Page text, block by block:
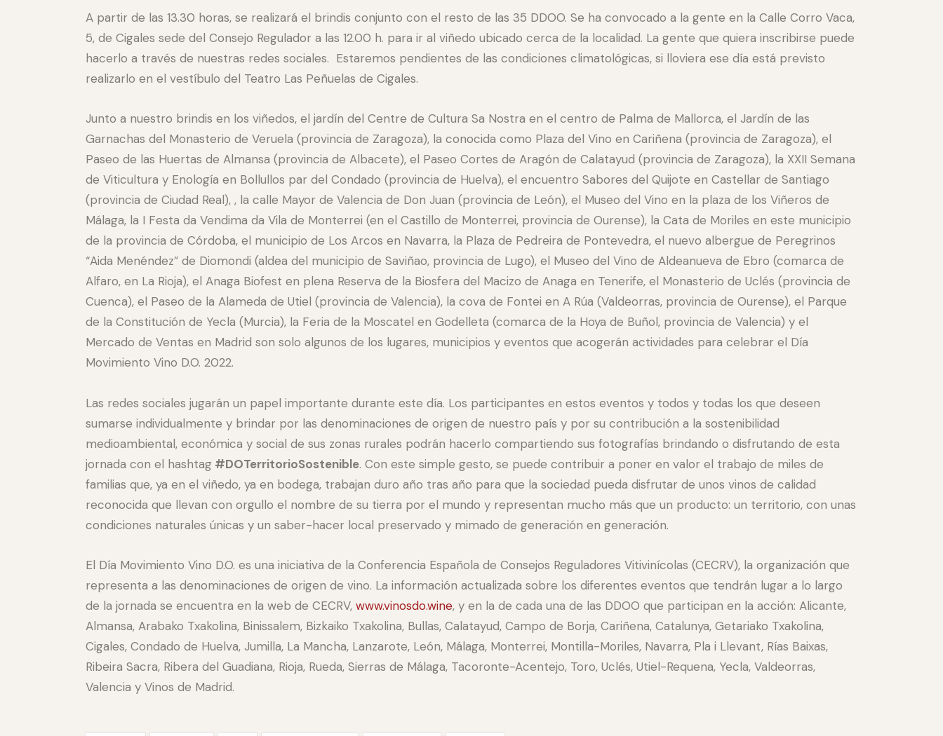
A partir de las 13.30 horas, se realizará el brindis conjunto con el resto de las 35 DDOO. Se ha convocado a la gente en la Calle Corro Vaca,
5, de Cigales sede del Consejo Regulador a las 12.00 h. para ir al viñedo ubicado cerca de la localidad. La gente que quiera inscribirse puede
hacerlo a través de nuestras redes sociales. Estaremos pendientes de las condiciones climatológicas, si lloviera ese día está previsto
realizarlo en el vestíbulo del Teatro Las Peñuelas de Cigales.
Junto a nuestro brindis en los viñedos, el jardín del Centre de Cultura Sa Nostra en el centro de Palma de Mallorca, el Jardín de las
Garnachas del Monasterio de Veruela (provincia de Zaragoza), la conocida como Plaza del Vino en Cariñena (provincia de Zaragoza), el
Paseo de las Huertas de Almansa (provincia de Albacete), el Paseo Cortes de Aragón de Calatayud (provincia de Zaragoza), la XXII Semana
de Viticultura y Enología en Bollullos par del Condado (provincia de Huelva), el encuentro Sabores del Quijote en Castellar de Santiago
(provincia de Ciudad Real), , la calle Mayor de Valencia de Don Juan (provincia de León), el Museo del Vino en la plaza de los Viñeros de
Málaga, la I Festa da Vendima da Vila de Monterrei (en el Castillo de Monterrei, provincia de Ourense), la Cata de Moriles en este municipio
de la provincia de Córdoba, el municipio de Los Arcos en Navarra, la Plaza de Pedreira de Pontevedra, el nuevo albergue de Peregrinos
“Aida Menéndez” de Diomondi (aldea del municipio de Saviñao, provincia de Lugo), el Museo del Vino de Aldeanueva de Ebro (comarca de
Alfaro, en La Rioja), el Anaga Biofest en plena Reserva de la Biosfera del Macizo de Anaga en Tenerife, el Monasterio de Uclés (provincia de
Cuenca), el Paseo de la Alameda de Utiel (provincia de Valencia), la cova de Fontei en A Rúa (Valdeorras, provincia de Ourense), el Parque
de la Constitución de Yecla (Murcia), la Feria de la Moscatel en Godelleta (comarca de la Hoya de Buñol, provincia de Valencia) y el
Mercado de Ventas en Madrid son solo algunos de los lugares, municipios y eventos que acogerán actividades para celebrar el Día
Movimiento Vino D.O. 2022.
Las redes sociales jugarán un papel importante durante este día. Los participantes en estos eventos y todos y todas los que deseen
sumarse individualmente y brindar por las denominaciones de origen de nuestro país y por su contribución a la sostenibilidad
medioambiental, económica y social de sus zonas rurales podrán hacerlo compartiendo sus fotografías brindando o disfrutando de esta
jornada con el hashtag #DOTerritorioSostenible. Con este simple gesto, se puede contribuir a poner en valor el trabajo de miles de
familias que, ya en el viñedo, ya en bodega, trabajan duro año tras año para que la sociedad pueda disfrutar de unos vinos de calidad
reconocida que llevan con orgullo el nombre de su tierra por el mundo y representan mucho más que un producto: un territorio, con unas
condiciones naturales únicas y un saber-hacer local preservado y mimado de generación en generación.
El Día Movimiento Vino D.O. es una iniciativa de la Conferencia Española de Consejos Reguladores Vitivinícolas (CECRV), la organización que
representa a las denominaciones de origen de vino. La información actualizada sobre los diferentes eventos que tendrán lugar a lo largo
de la jornada se encuentra en la web de CECRV, www.vinosdo.wine, y en la de cada una de las DDOO que participan en la acción: Alicante,
Almansa, Arabako Txakolina, Binissalem, Bizkaiko Txakolina, Bullas, Calatayud, Campo de Borja, Cariñena, Catalunya, Getariako Txakolina,
Cigales, Condado de Huelva, Jumilla, La Mancha, Lanzarote, León, Málaga, Monterrei, Montilla-Moriles, Navarra, Pla i Llevant, Rías Baixas,
Ribeira Sacra, Ribera del Guadiana, Rioja, Rueda, Sierras de Málaga, Tacoronte-Acentejo, Toro, Uclés, Utiel-Requena, Yecla, Valdeorras,
Valencia y Vinos de Madrid.